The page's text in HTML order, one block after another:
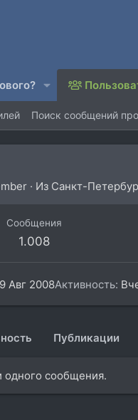
Поиск сообщений
· Из Санкт-
Сообщения
1.008
Авг 2008Активность
Публикации
одного сообщения.